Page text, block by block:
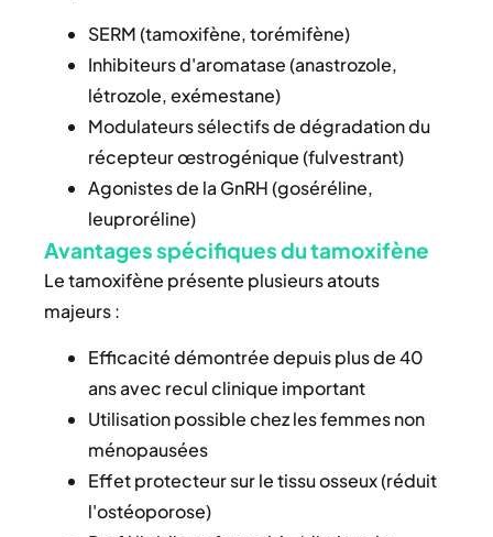
SERM (tamoxifène, torémifène)
Inhibiteurs d'aromatase (anastrozole,
létrozole, exémestane)
Modulateurs sélectifs de dégradation du
récepteur œstrogénique (fulvestrant)
Agonistes de la GnRH (goséréline,
leuproréline)
Avantages spécifiques du tamoxifène
Le tamoxifène présente plusieurs atouts
majeurs :
Efficacité démontrée depuis plus de 40
ans avec recul clinique important
Utilisation possible chez les femmes non
ménopausées
Effet protecteur sur le tissu osseux (réduit
l'ostéoporose)